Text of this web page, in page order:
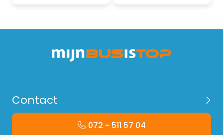
Contact
072 - 511 57 04